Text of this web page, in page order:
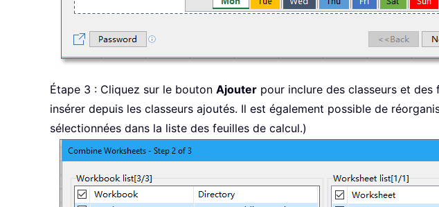
Étape 3 : Cliquez sur le bouton Ajouter pour inclure des classeurs et
insérer depuis les classeurs ajoutés. Il est également possible de
sélectionnées dans la liste des feuilles de calcul.)